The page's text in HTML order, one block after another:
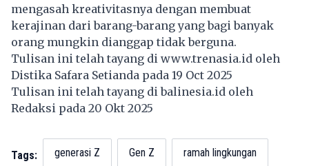
mengasah kreativitasnya dengan membuat
kerajinan dari barang-barang yang bagi banyak
orang mungkin dianggap tidak berguna.
Tulisan ini telah tayang di www.trenasia.id oleh
Distika Safara Setianda pada 19 Oct 2025
Tulisan ini telah tayang dibalinesia.id oleh
Redaksi pada 20 Okt 2025
Tags: generasi Z Gen Z ramah lingkungan